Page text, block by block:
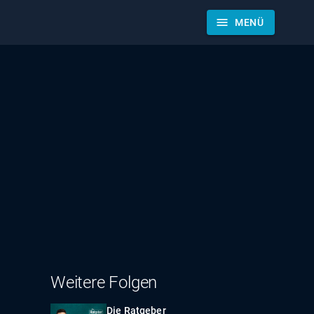
menu MENÜ
Weitere Folgen
Die Ratgeber